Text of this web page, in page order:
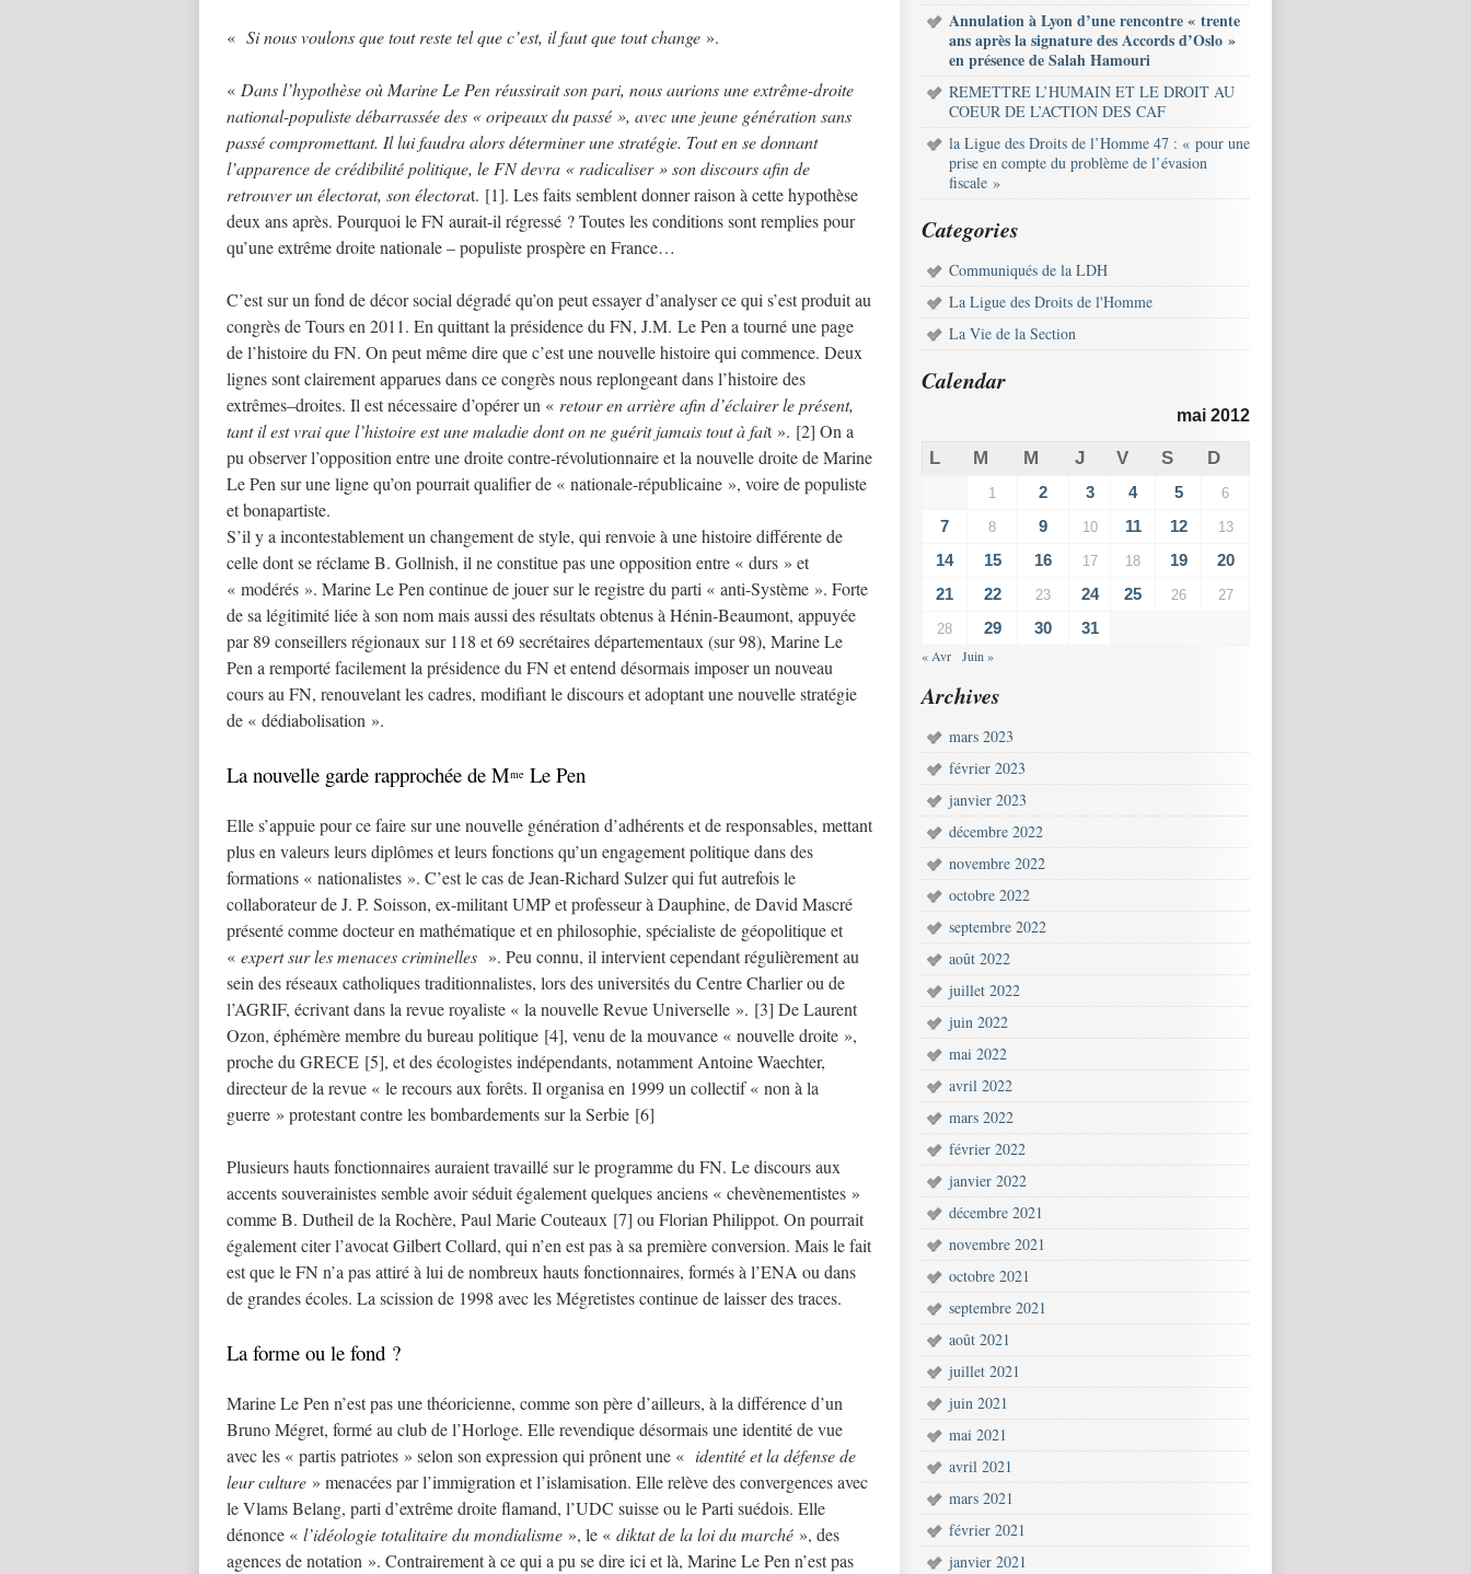
« Si nous voulons que tout reste tel que c’est, il faut que tout change ».
« Dans l’hypothèse où Marine Le Pen réussirait son pari, nous aurions une extrême-droite
national-populiste débarrassée des « oripeaux du passé », avec une jeune génération sans
passé compromettant. Il lui faudra alors déterminer une stratégie. Tout en se donnant
l’apparence de crédibilité politique, le FN devra « radicaliser » son discours afin de
retrouver un électorat, son électorat. [1]. Les faits semblent donner raison à cette hypothèse
deux ans après. Pourquoi le FN aurait-il régressé ? Toutes les conditions sont remplies pour
qu’une extrême droite nationale – populiste prospère en France…
C’est sur un fond de décor social dégradé qu’on peut essayer d’analyser ce qui s’est produit au
congrès de Tours en 2011. En quittant la présidence du FN, J.M. Le Pen a tourné une page
de l’histoire du FN. On peut même dire que c’est une nouvelle histoire qui commence. Deux
lignes sont clairement apparues dans ce congrès nous replongeant dans l’histoire des
extrêmes–droites. Il est nécessaire d’opérer un « retour en arrière afin d’éclairer le présent,
tant il est vrai que l’histoire est une maladie dont on ne guérit jamais tout à fait ». [2] On a
pu observer l’opposition entre une droite contre-révolutionnaire et la nouvelle droite de Marine
Le Pen sur une ligne qu’on pourrait qualifier de « nationale-républicaine », voire de populiste
et bonapartiste.
S’il y a incontestablement un changement de style, qui renvoie à une histoire différente de
celle dont se réclame B. Gollnish, il ne constitue pas une opposition entre « durs » et
« modérés ». Marine Le Pen continue de jouer sur le registre du parti « anti-Système ». Forte
de sa légitimité liée à son nom mais aussi des résultats obtenus à Hénin-Beaumont, appuyée
par 89 conseillers régionaux sur 118 et 69 secrétaires départementaux (sur 98), Marine Le
Pen a remporté facilement la présidence du FN et entend désormais imposer un nouveau
cours au FN, renouvelant les cadres, modifiant le discours et adoptant une nouvelle stratégie
de « dédiabolisation ».
La nouvelle garde rapprochée de Mme Le Pen
Elle s’appuie pour ce faire sur une nouvelle génération d’adhérents et de responsables, mettant
plus en valeurs leurs diplômes et leurs fonctions qu’un engagement politique dans des
formations « nationalistes ». C’est le cas de Jean-Richard Sulzer qui fut autrefois le
collaborateur de J. P. Soisson, ex-militant UMP et professeur à Dauphine, de David Mascré
présenté comme docteur en mathématique et en philosophie, spécialiste de géopolitique et
« expert sur les menaces criminelles ». Peu connu, il intervient cependant régulièrement au
sein des réseaux catholiques traditionnalistes, lors des universités du Centre Charlier ou de
l’AGRIF, écrivant dans la revue royaliste « la nouvelle Revue Universelle ». [3] De Laurent
Ozon, éphémère membre du bureau politique [4], venu de la mouvance « nouvelle droite »,
proche du GRECE [5], et des écologistes indépendants, notamment Antoine Waechter,
directeur de la revue « le recours aux forêts. Il organisa en 1999 un collectif « non à la
guerre » protestant contre les bombardements sur la Serbie [6]
Plusieurs hauts fonctionnaires auraient travaillé sur le programme du FN. Le discours aux
accents souverainistes semble avoir séduit également quelques anciens « chevènementistes »
comme B. Dutheil de la Rochère, Paul Marie Couteaux [7] ou Florian Philippot. On pourrait
également citer l’avocat Gilbert Collard, qui n’en est pas à sa première conversion. Mais le fait
est que le FN n’a pas attiré à lui de nombreux hauts fonctionnaires, formés à l’ENA ou dans
de grandes écoles. La scission de 1998 avec les Mégretistes continue de laisser des traces.
La forme ou le fond ?
Marine Le Pen n’est pas une théoricienne, comme son père d’ailleurs, à la différence d’un
Bruno Mégret, formé au club de l’Horloge. Elle revendique désormais une identité de vue
avec les « partis patriotes » selon son expression qui prônent une « identité et la défense de
leur culture » menacées par l’immigration et l’islamisation. Elle relève des convergences avec
le Vlams Belang, parti d’extrême droite flamand, l’UDC suisse ou le Parti suédois. Elle
dénonce « l’idéologie totalitaire du mondialisme », le « diktat de la loi du marché », des
agences de notation ». Contrairement à ce qui a pu se dire ici et là, Marine Le Pen n’est pas
Annulation à Lyon d’une rencontre « trente
ans après la signature des Accords d’Oslo »
en présence de Salah Hamouri
REMETTRE L’HUMAIN ET LE DROIT AU
COEUR DE L’ACTION DES CAF
la Ligue des Droits de l’Homme 47 : « pour une
prise en compte du problème de l’évasion
fiscale »
Categories
Communiqués de la LDH
La Ligue des Droits de l'Homme
La Vie de la Section
Calendar
mai 2012
L M M J V S D
1 2 3 4 5 6
7 8 9 10 11 12 13
14 15 16 17 18 19
20
21
22 23 24 25 26 27
28 29 30 31
« Avr Juin »
Archives
mars 2023
février 2023
janvier 2023
décembre 2022
novembre 2022
octobre 2022
septembre 2022
août 2022
juillet 2022
juin 2022
mai 2022
avril 2022
mars 2022
février 2022
janvier 2022
décembre 2021
novembre 2021
octobre 2021
septembre 2021
août 2021
juillet 2021
juin 2021
mai 2021
avril 2021
mars 2021
février 2021
janvier 2021